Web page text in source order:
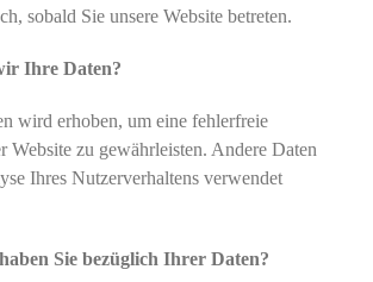
sobald Sie unsere Website betreten.
Ihre Daten?
wird erhoben, um eine fehlerfreie
Website zu gewährleisten. Andere Daten
Ihres Nutzerverhaltens verwendet
Sie bezüglich Ihrer Daten?